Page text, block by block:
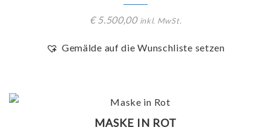
€5.500,00 inkl. MwSt.
Gemälde auf die Wunschliste setzen
MASKE IN ROT